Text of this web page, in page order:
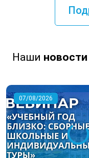
Наши новости
07/08/2026